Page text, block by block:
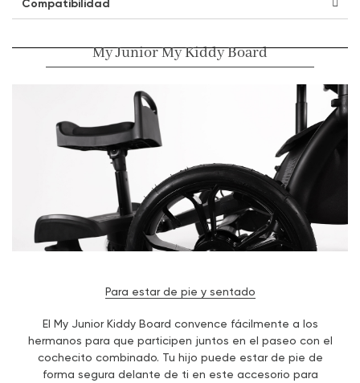
My Junior My Kiddy Board
Para estar de pie y sentado
El My Junior Kiddy Board convence fácilmente a los
hermanos para que participen juntos en el paseo con el
cochecito combinado. Tu hijo puede estar de pie de
forma segura delante de ti en este accesorio para